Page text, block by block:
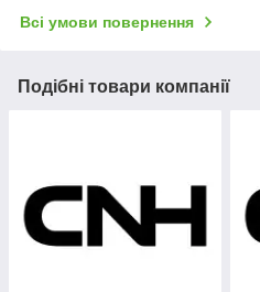
Всі умови повернення
Подібні товари компанії